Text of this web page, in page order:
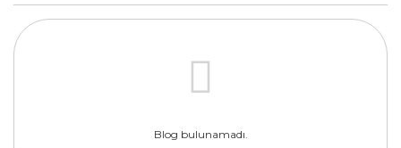
Blog bulunamadı.